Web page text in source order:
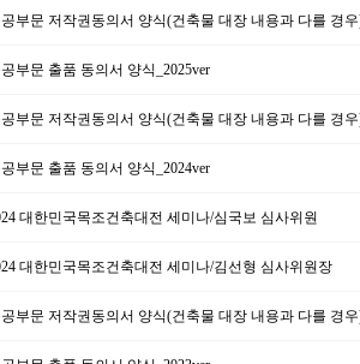
부문 저작권동의서 양식(건축물 대장 내용과 다를 경우
부문 출품 동의서 양식_2025ver
부문 저작권동의서 양식(건축물 대장 내용과 다를 경우
부문 출품 동의서 양식_2024ver
대한민국목조건축대전 세미나/심국보 심사위원
대한민국목조건축대전 세미나/김선형 심사위원장
부문 저작권동의서 양식(건축물 대장 내용과 다를 경우